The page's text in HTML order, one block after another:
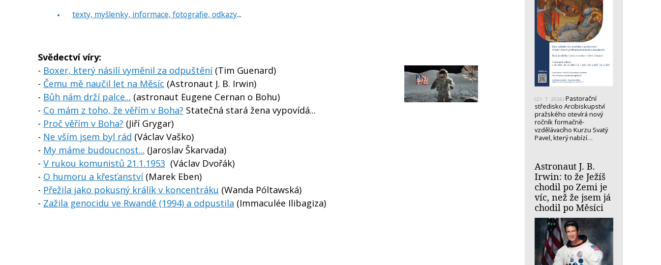
texty, myšlenky, informace, fotografie, odkazy...
Svědectví víry:
- Boxer, který násilí vyměnil za odpuštění(Tim Guenard)
- Čemu mě naučil let na Měsíc (Astronaut J. B. Irwin)
- Bůh nám drží palce... (astronaut Eugene Cernan o Bohu)
- Co mám z toho, že věřím v Boha? Statečná stará žena vypovídá...
- Proč věřím v Boha? (Jiří Grygar)
- Ne vším jsem byl rád (Václav Vaško)
- My máme budoucnost... (Jaroslav Škarvada)
- V rukou komunistů 21.1.1953 (Václav Dvořák)
- O humoru a křesťanství(Marek Eben)
- Přežila jako pokusný králík v koncentráku (Wanda Póltawská)
- Zažila genocidu ve Rwandě (1994) a odpustila (Immaculée Ilibagiza)
(21. 7. 2026) Pastorační
středisko Arcibiskupství
pražského otevírá nový
ročník formačně-
vzdělávacího Kurzu Svatý
Pavel, který nabízí…
Astronaut J. B.
Irwin: to že Ježíš
chodil po Zemi je
víc, než že jsem já
chodil po Měsíci